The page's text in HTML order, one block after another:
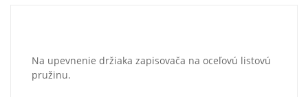
Na upevnenie držiaka zapisovača na oceľovú listovú
pružinu.